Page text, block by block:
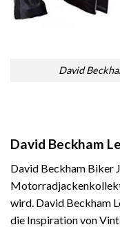
David
David Beckham
David Beckham Biker
wird. David Beckham
die Inspiration von